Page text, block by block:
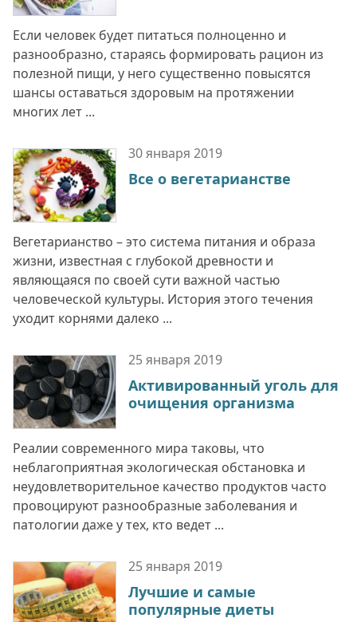
Если человек будет питаться полноценно и
разнообразно, стараясь формировать рацион из
полезной пищи, у него существенно повысятся
шансы оставаться здоровым на протяжении
многих лет ...
30 января 2019
Все о вегетарианстве
Вегетарианство – это система питания и образа
жизни, известная с глубокой древности и
являющаяся по своей сути важной частью
человеческой культуры. История этого течения
уходит корнями далеко ...
25 января 2019
Активированный уголь для
очищения организма
Реалии современного мира таковы, что
неблагоприятная экологическая обстановка и
неудовлетворительное качество продуктов часто
провоцируют разнообразные заболевания и
патологии даже у тех, кто ведет ...
25 января 2019
Лучшие и самые
популярные диеты